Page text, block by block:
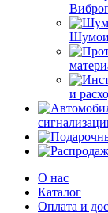
и
О нас
Каталог
Оплата и